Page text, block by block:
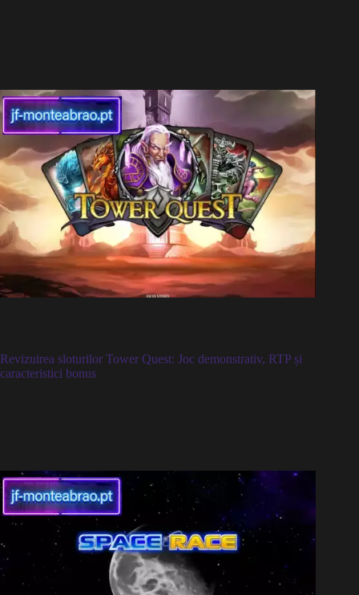
Revizuirea sloturilor Tower Quest: Joc demonstrativ, RTP și
caracteristici bonus